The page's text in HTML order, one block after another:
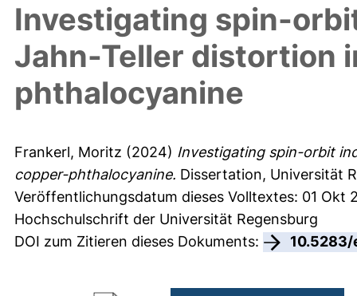
Investigating spin-
Jahn-Teller distortion
phthalocyanine
Frankerl, Moritz (2024) Investigating spin-orbit
copper-phthalocyanine. Dissertation, Universität
Veröffentlichungsdatum dieses Volltextes: 01 Okt
Hochschulschrift der Universität Regensburg
DOI zum Zitieren dieses Dokuments: